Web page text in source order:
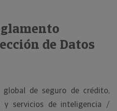
de Datos
de seguro de crédito,
y servicios de inteligencia /